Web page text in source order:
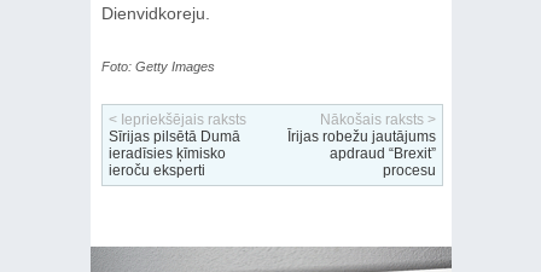
Dienvidkoreju.
Foto: Getty Images
< Iepriekšējais raksts
Sīrijas pilsētā Dumā
ieradīsies ķīmisko
ieroču eksperti
Nākošais raksts >
Īrijas robežu jautājums
apdraud “Brexit”
procesu